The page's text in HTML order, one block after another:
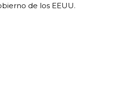
de los EEUU.